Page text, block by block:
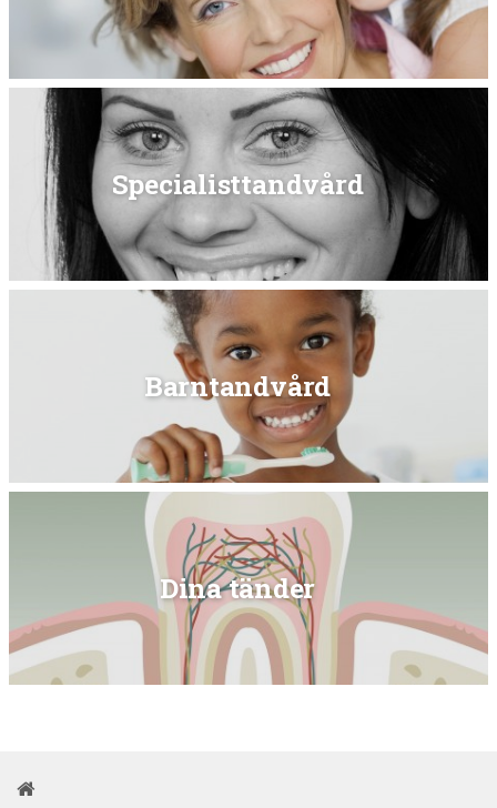
Specialisttandvård
Barntandvård
Dina tänder